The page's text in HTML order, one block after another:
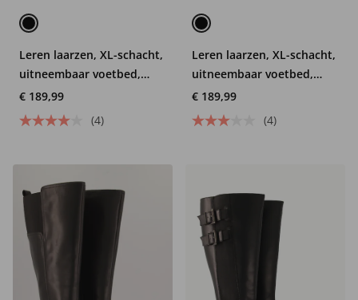
Leren laarzen, XL-schacht,
uitneembaar voetbed,
nappaleer, wijdte H
€ 189,99
(4)
Leren laarzen, XL-schacht,
uitneembaar voetbed,
wijdte H
€ 189,99
(4)